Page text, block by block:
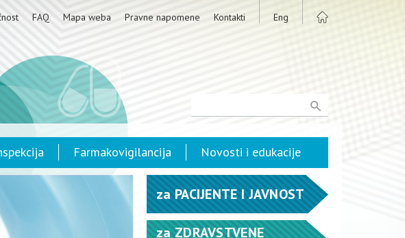
FAQ Mapa weba Pravne napomene Kontakti Eng
Farmakovigilancija Novosti i edukacije
za PACIJENTE I JAVNOST
za ZDRAVSTVENE